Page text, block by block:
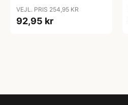
VEJL. PRIS 254,95 KR
92,95 kr